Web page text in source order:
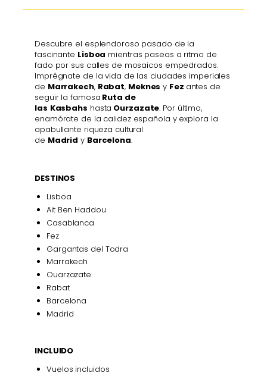
Descubre el esplendoroso pasado de la
fascinante Lisboa mientras paseas a ritmo de
fado por sus calles de mosaicos empedrados.
Imprégnate de la vida de las ciudades imperiales
de Marrakech, Rabat, Meknes y Fez antes de
seguir la famosa Ruta de
las Kasbahs hasta Ourzazate. Por último,
enamórate de la calidez española y explora la
apabullante riqueza cultural
de Madrid y Barcelona.
DESTINOS
Lisboa
Ait Ben Haddou
Casablanca
Fez
Gargantas del Todra
Marrakech
Ouarzazate
Rabat
Barcelona
Madrid
INCLUIDO
Vuelos incluidos